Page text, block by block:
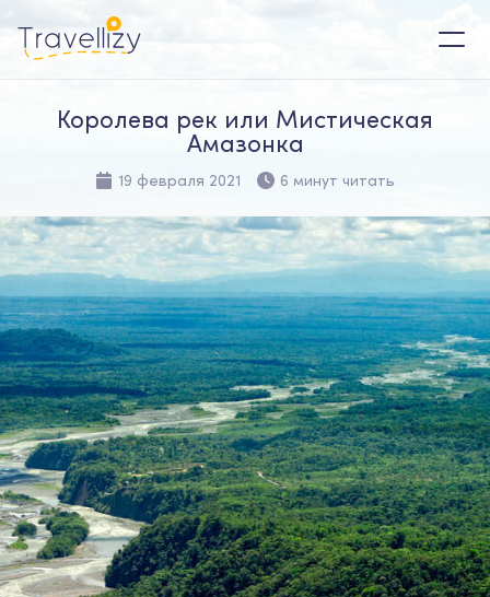
Королева рек или Мистическая
Амазонка
19 февраля 2021 6 минут читать